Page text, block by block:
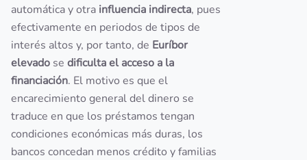
automática y otra influencia indirecta, pues
efectivamente en periodos de tipos de
interés altos y, por tanto, de Euríbor
elevado se dificulta el acceso a la
financiación. El motivo es que el
encarecimiento general del dinero se
traduce en que los préstamos tengan
condiciones económicas más duras, los
bancos concedan menos crédito y familias